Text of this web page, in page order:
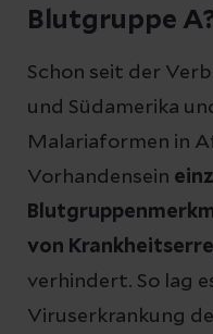
Blutgruppe
Schon seit der
und Südamerika
Malariaformen in
Vorhandensein
von
verhindert. So lag
Viruserkrankung